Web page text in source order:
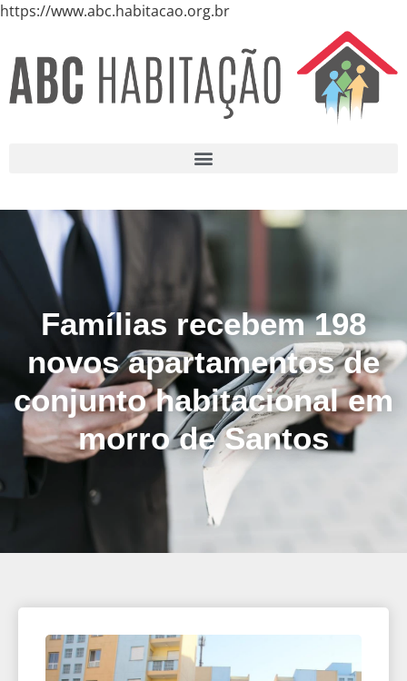
https://www.abc.habitacao.org.br
Famílias recebem 198
novos apartamentos de
conjunto habitacional em
morro de Santos